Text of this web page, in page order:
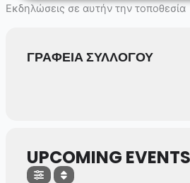
Skip
Εκδηλώσεις σε αυτήν την τοποθεσία
ΓΡΑΦΕΙΑ ΣΥΛΛΟΓΟΥ
UPCOMING EVENTS